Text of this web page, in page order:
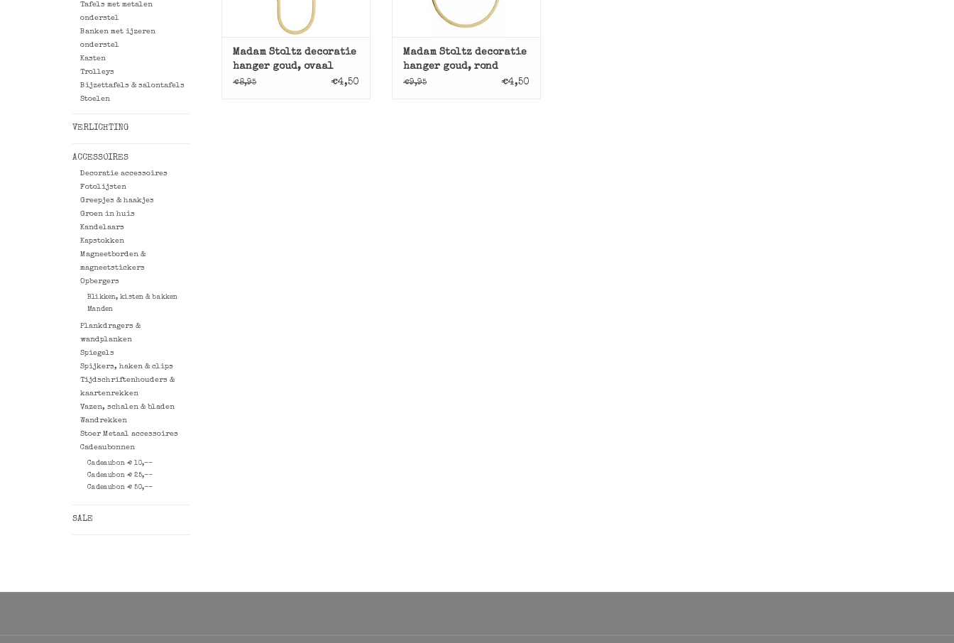
Tafels met metalen
onderstel
Banken met ijzeren
onderstel
Kasten
Trolleys
Bijzettafels & salontafels
Stoelen
VERLICHTING
ACCESSOIRES
Decoratie accessoires
Fotolijsten
Greepjes & haakjes
Groen in huis
Kandelaars
Kapstokken
Magneetborden &
magneetstickers
Opbergers
Blikken, kisten & bakken
Manden
Plankdragers &
wandplanken
Spiegels
Spijkers, haken & clips
Tijdschriftenhouders &
kaartenrekken
Vazen, schalen & bladen
Wandrekken
Stoer Metaal accessoires
Cadeaubonnen
Cadeaubon € 10,--
Cadeaubon € 25,--
Cadeaubon € 50,--
SALE
Madam Stoltz decoratie
hanger goud, ovaal
€8,95 €4,50
Madam Stoltz decoratie
hanger goud, rond
€9,95 €4,50